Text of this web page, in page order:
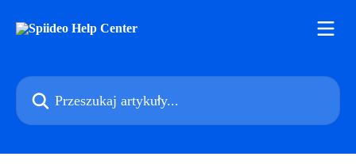
Przeszukaj artykuły...